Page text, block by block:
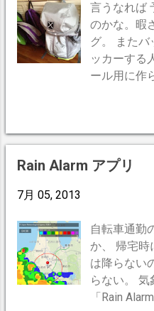
効果絶大で茶碗2杯に。
方も板につき要領を得て
よる心肺機能や内蔵の運
鞭打ち、ぎっくり腰など
運動は諦めていたが、自
晩の自転車通勤のみで往
まうと筋トレが出来るよ
礎代謝量が1500kcal程度
57才（2013年4月24日現在
言うなれば
のかな。暇
グ。 また
ッカーする
ール用に作
量が確保
が見えるの
蛍光色 カナ
ています。
ット内外
大量に入る
Rain Alarm アプリ
7月 05, 2013
自転車通勤
か、 帰宅時
は降らない
らない。 気
「Rain